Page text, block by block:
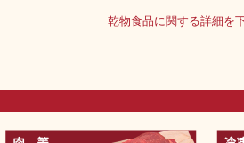
乾物食品に関する詳細を